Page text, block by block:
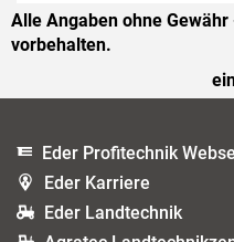
Alle Angaben ohne
vorbehalten.
Eder Profitechnik
Eder Karriere
Eder Landtechnik